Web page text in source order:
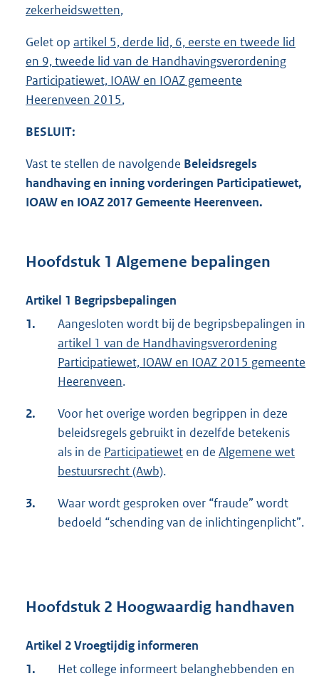
zekerheidswetten,
Gelet op artikel 5, derde lid, 6, eerste en tweede lid
en 9, tweede lid van de Handhavingsverordening
Participatiewet, IOAW en IOAZ gemeente
Heerenveen 2015,
BESLUIT:
Vast te stellen de navolgende Beleidsregels
handhaving en inning vorderingen Participatiewet,
IOAW en IOAZ 2017 Gemeente Heerenveen.
Hoofdstuk 1 Algemene bepalingen
Artikel 1 Begripsbepalingen
1.
Aangesloten wordt bij de begripsbepalingen in
artikel 1 van de Handhavingsverordening
Participatiewet, IOAW en IOAZ 2015 gemeente
Heerenveen.
2.
Voor het overige worden begrippen in deze
beleidsregels gebruikt in dezelfde betekenis
als in de Participatiewet en de Algemene wet
bestuursrecht (Awb).
3.
Waar wordt gesproken over “fraude” wordt
bedoeld “schending van de inlichtingenplicht”.
Hoofdstuk 2 Hoogwaardig handhaven
Artikel 2 Vroegtijdig informeren
1.
Het college informeert belanghebbenden en